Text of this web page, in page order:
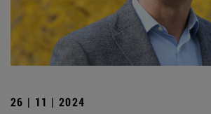
26 | 11 | 2024